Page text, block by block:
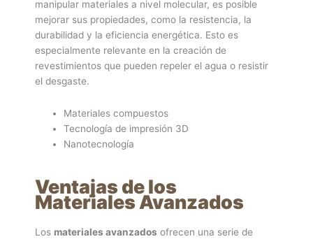
manipular materiales a nivel molecular, es posible
mejorar sus propiedades, como la resistencia, la
durabilidad y la eficiencia energética. Esto es
especialmente relevante en la creación de
revestimientos que pueden repeler el agua o resistir
el desgaste.
Materiales compuestos
Tecnología de impresión 3D
Nanotecnología
Ventajas de los
Materiales Avanzados
Los materiales avanzados ofrecen una serie de